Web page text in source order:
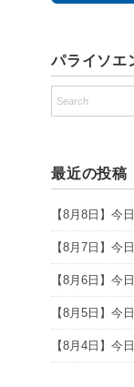
パライソエ
最近の投稿
【8月8日】今
【8月7日】今
【8月6日】今
【8月5日】今
【8月4日】今